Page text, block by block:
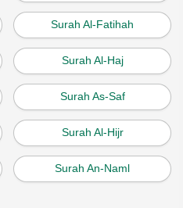
Surah Al-Fatihah
Surah Al-Haj
Surah As-Saf
Surah Al-Hijr
Surah An-Naml